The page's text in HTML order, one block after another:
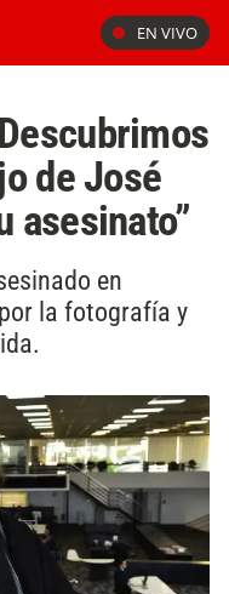
EN VIVO
de José
asesinato”
en
la fotografía y